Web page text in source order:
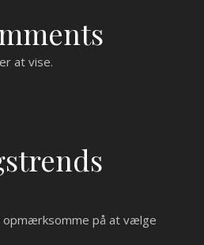
at vise.
opmærksomme på at vælge